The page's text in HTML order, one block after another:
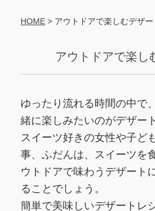
HOME > アウトドアで楽しむデザー
アウトドアで楽し
ゆったり流れる時間の中で
緒に楽しみたいのがデザート
スイーツ好きの女性や子ど
事、ふだんは、スイーツを
ウトドアで味わうデザート
ることでしょう。
簡単で美味しいデザートレ